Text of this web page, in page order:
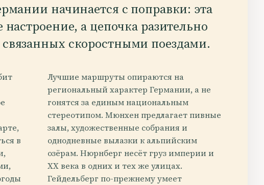
начинается с поправки: эта
а цепочка разительно
скоростными поездами.
в
Лучшие маршруты опираются на
региональный характер Германии, а не
гонятся за единым национальным
стереотипом. Мюнхен предлагает пивные
залы, художественные собрания и
однодневные вылазки к альпийским
озёрам. Нюрнберг несёт груз империи и
XX века в одних и тех же улицах.
Гейдельберг по-прежнему умеет